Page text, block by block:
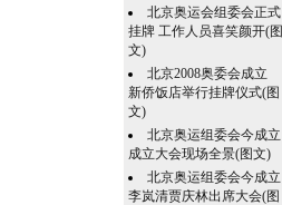
北京奥运会组委会正式
挂牌 工作人员喜笑颜开(图
文)
北京2008奥委会成立
新侨饭店举行挂牌仪式(图
文)
北京奥运组委会今成立
成立大会现场全景(图文)
北京奥运组委会今成立
李岚清贾庆林出席大会(图